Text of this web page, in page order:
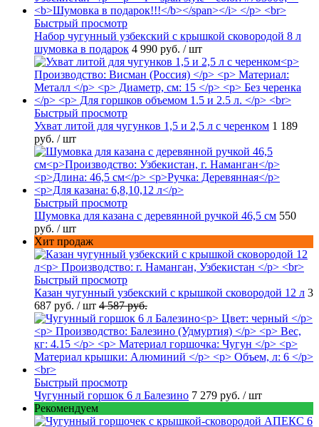
Быстрый просмотр
Набор чугунный узбекский с крышкой сковородой 8 л
шумовка в подарок 4 990 руб. / шт
Быстрый просмотр
Ухват литой для чугунков 1,5 и 2,5 л с черенком 1 189
руб. / шт
Быстрый просмотр
Шумовка для казана с деревянной ручкой 46,5 см 550
руб. / шт
Хит продаж
Быстрый просмотр
Казан чугунный узбекский с крышкой сковородой 12 л 3
687 руб. / шт 4 587 руб.
Быстрый просмотр
Чугунный горшок 6 л Балезино 7 279 руб. / шт
Рекомендуем